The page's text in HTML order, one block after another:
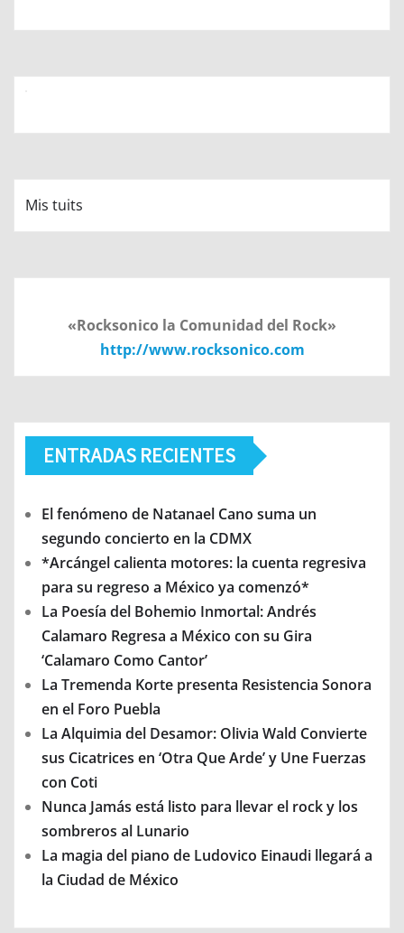
Mis tuits
«Rocksonico la Comunidad del Rock»
http://www.rocksonico.com
ENTRADAS RECIENTES
El fenómeno de Natanael Cano suma un
segundo concierto en la CDMX
*Arcángel calienta motores: la cuenta regresiva
para su regreso a México ya comenzó*
La Poesía del Bohemio Inmortal: Andrés
Calamaro Regresa a México con su Gira
‘Calamaro Como Cantor’
La Tremenda Korte presenta Resistencia Sonora
en el Foro Puebla
La Alquimia del Desamor: Olivia Wald Convierte
sus Cicatrices en ‘Otra Que Arde’ y Une Fuerzas
con Coti
Nunca Jamás está listo para llevar el rock y los
sombreros al Lunario
La magia del piano de Ludovico Einaudi llegará a
la Ciudad de México